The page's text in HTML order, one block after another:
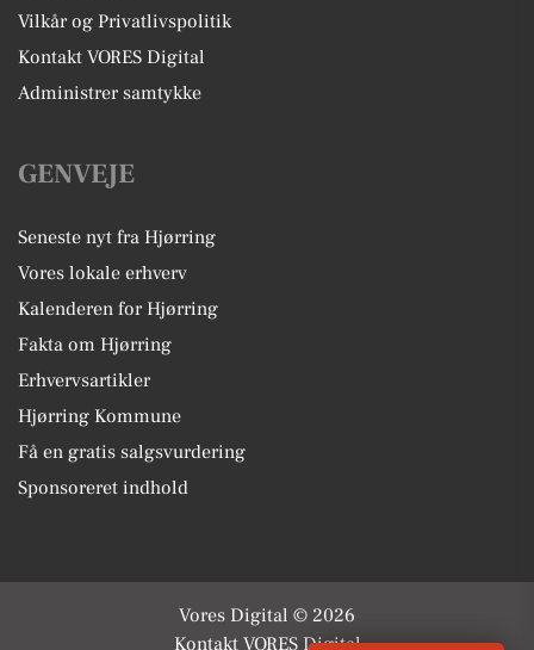
Vilkår og Privatlivspolitik
Kontakt VORES Digital
Administrer samtykke
GENVEJE
Seneste nyt fra Hjørring
Vores lokale erhverv
Kalenderen for Hjørring
Fakta om Hjørring
Erhvervsartikler
Hjørring Kommune
Få en gratis salgsvurdering
Sponsoreret indhold
Vores Digital © 2026
Kontakt VORES Digital